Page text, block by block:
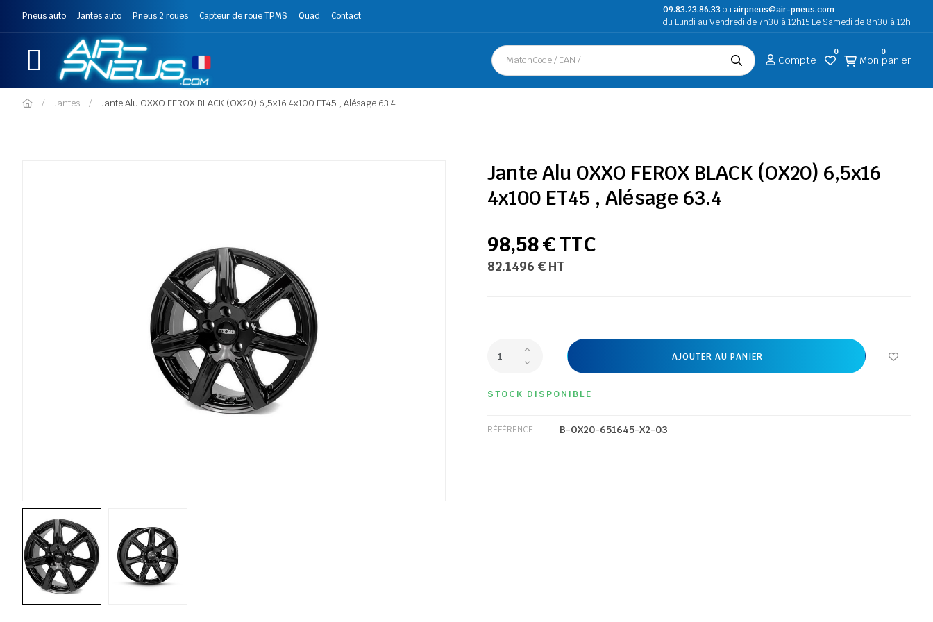
Pneus auto Jantes auto Pneus 2 roues Capteur de roue TPMS Quad Contact
09.83.23.86.33ou airpneus@air-pneus.com
du Lundi au Vendredi de 7h30 à 12h15 Le Samedi de 8h30 à 12h
Compte
0
Mon panier
0
Jantes Jante Alu OXXO FEROX BLACK (OX20) 6,5x16 4x100 ET45 , Alésage 63.4
Jante Alu OXXO FEROX BLACK (OX20) 6,5x16
4x100 ET45 , Alésage 63.4
98,58 € TTC
82.1496 € HT
AJOUTER AU PANIER
STOCK DISPONIBLE
RÉFÉRENCE B-OX20-651645-X2-03